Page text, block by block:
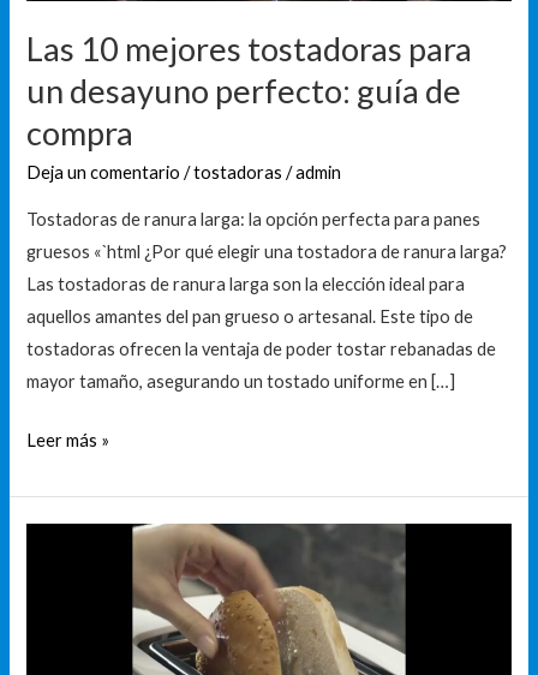
Las 10 mejores tostadoras para
un desayuno perfecto: guía de
compra
Deja un comentario /tostadoras /admin
Tostadoras de ranura larga: la opción perfecta para panes
gruesos «`html ¿Por qué elegir una tostadora de ranura larga?
Las tostadoras de ranura larga son la elección ideal para
aquellos amantes del pan grueso o artesanal. Este tipo de
tostadoras ofrecen la ventaja de poder tostar rebanadas de
mayor tamaño, asegurando un tostado uniforme en […]
de
compra
Leer más »